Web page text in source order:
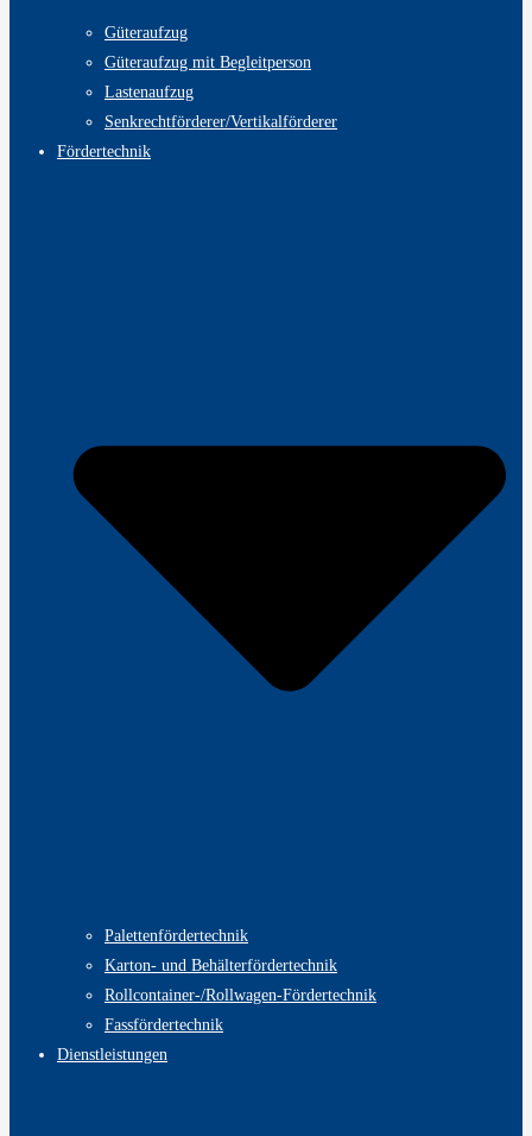
Güteraufzug
Güteraufzug mit Begleitperson
Lastenaufzug
Senkrechtförderer/Vertikalförderer
Fördertechnik
Palettenfördertechnik
Karton- und Behälterfördertechnik
Rollcontainer-/Rollwagen-Fördertechnik
Fassfördertechnik
Dienstleistungen